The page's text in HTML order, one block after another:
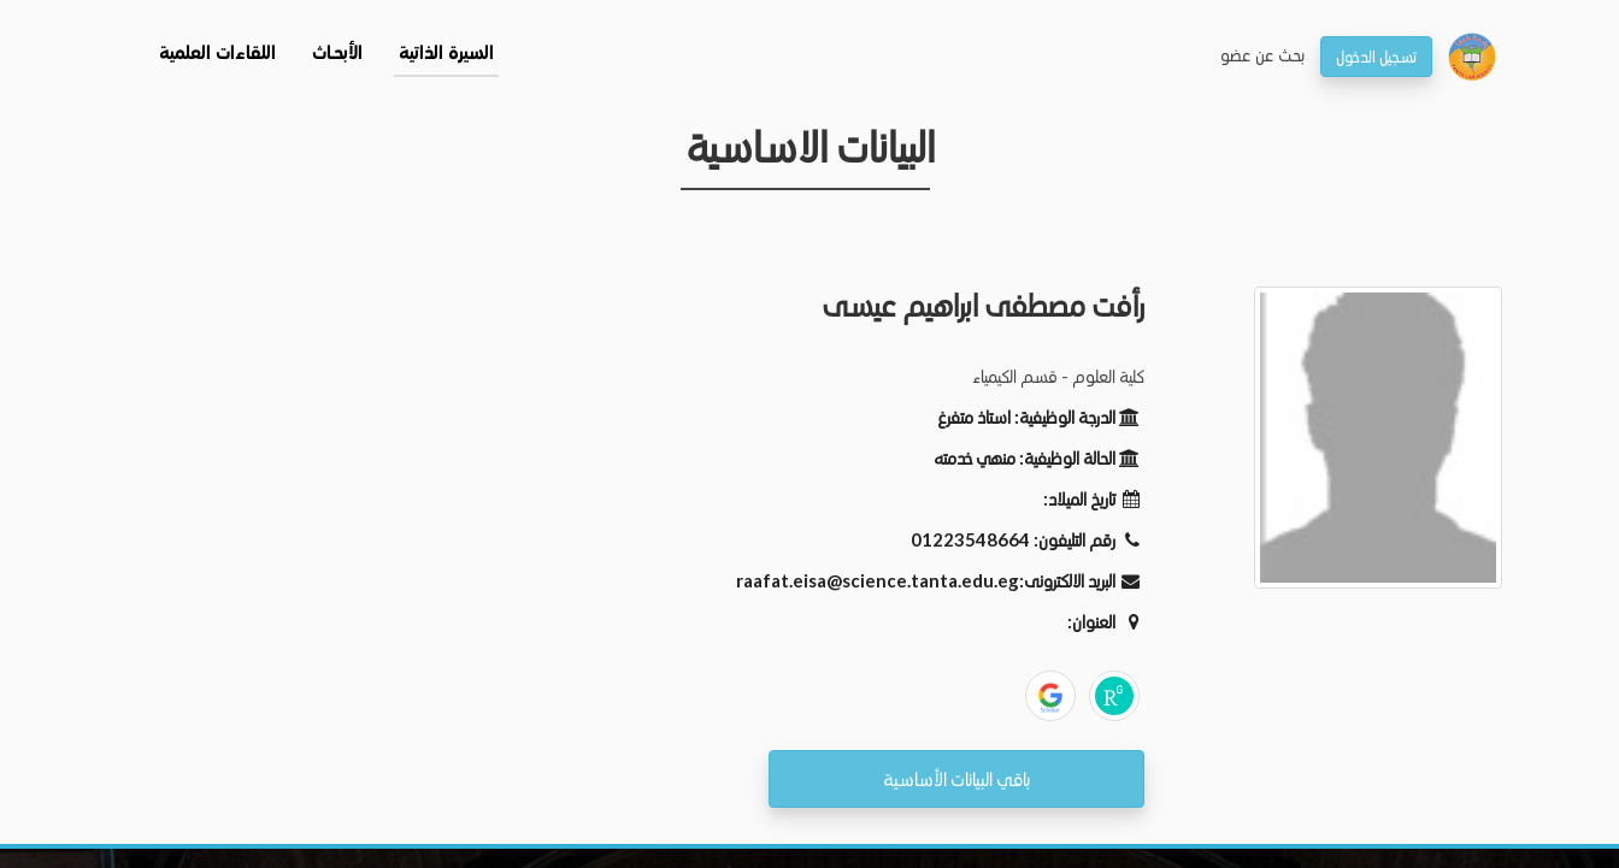
تسجيل الدخول بحـث عن عضو السيرة الذاتية الأبحــاث اللقاءات العلمية
البيانات الاساسية
رأفت مصطفى ابراهيم عيسى
كلية العلوم - قسم الكيمياء
الدرجة الوظيفية:استاذ متفرغ
الحالة الوظيفية:منهي خدمته
تاريخ الميلاد:
رقم التليفون: 01223548664
البريد الالكترونى:raafat.eisa@science.tanta.edu.eg
العنوان:
باقي البيانات الأساسية